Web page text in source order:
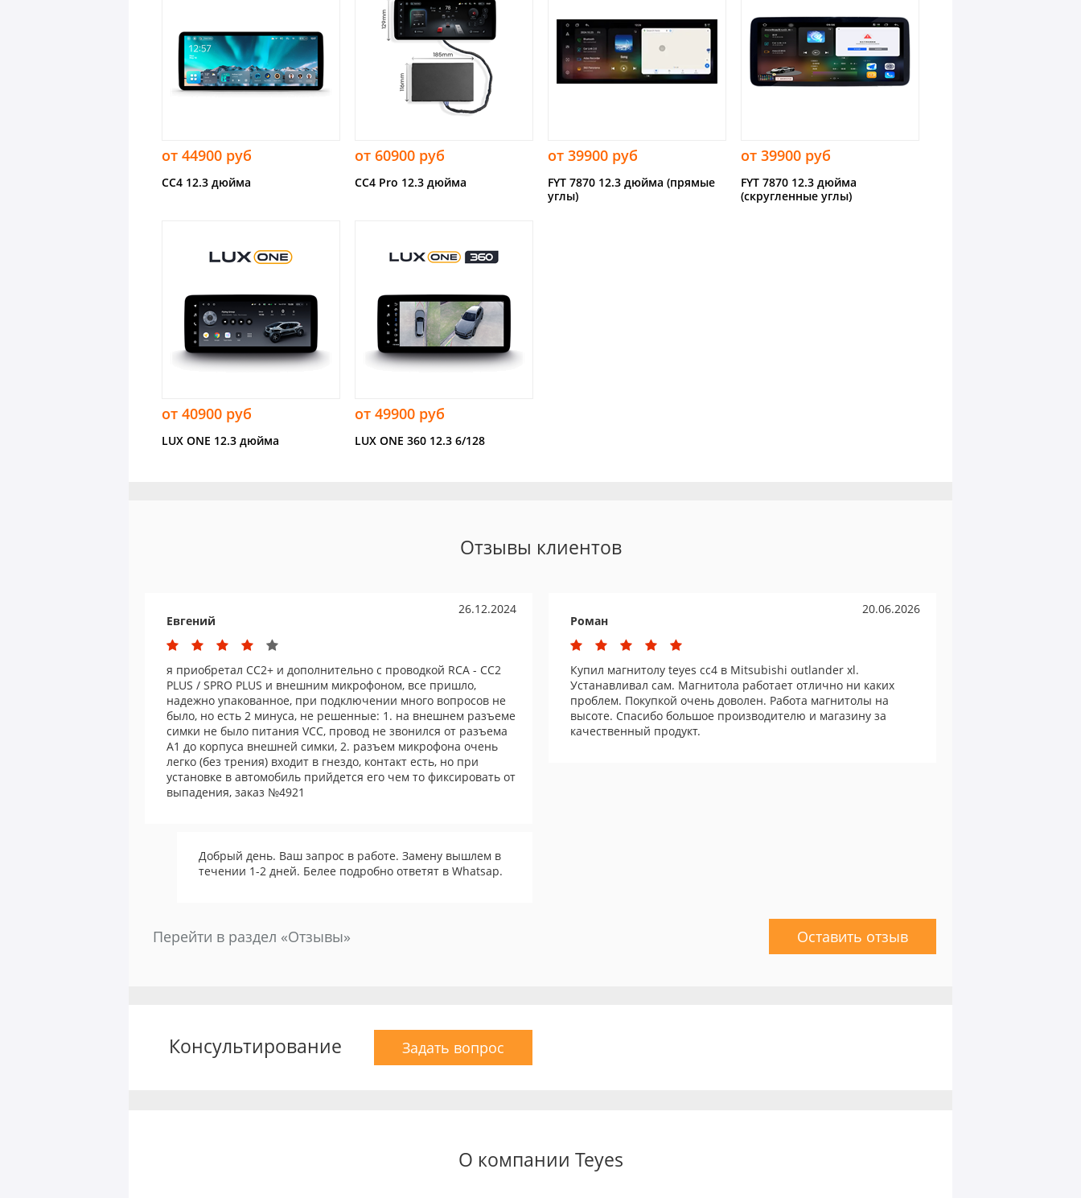
от 44900 руб
CC4 12.3 дюйма
от 60900 руб
CC4 Pro 12.3 дюйма
от 39900 руб
FYT 7870 12.3 дюйма (прямые
углы)
от 39900 руб
FYT 7870 12.3 дюйма
(скругленные углы)
от 40900 руб
LUX ONE 12.3 дюйма
от 49900 руб
LUX ONE 360 12.3 6/128
Отзывы клиентов
26.12.2024
Евгений
я приобретал CC2+ и дополнительно с проводкой RCA - CC2
PLUS / SPRO PLUS и внешним микрофоном, все пришло,
надежно упакованное, при подключении много вопросов не
было, но есть 2 минуса, не решенные: 1. на внешнем разъеме
симки не было питания VCC, провод не звонился от разъема
А1 до корпуса внешней симки, 2. разъем микрофона очень
легко (без трения) входит в гнездо, контакт есть, но при
установке в автомобиль прийдется его чем то фиксировать от
выпадения, заказ №4921
Добрый день. Ваш запрос в работе. Замену вышлем в
течении 1-2 дней. Белее подробно ответят в Whatsap.
20.06.2026
Роман
Купил магнитолу teyes cc4 в Mitsubishi outlander xl.
Устанавливал сам. Магнитола работает отлично ни каких
проблем. Покупкой очень доволен. Работа магнитолы на
высоте. Спасибо большое производителю и магазину за
качественный продукт.
Перейти в раздел «Отзывы» Оставить отзыв
Консультирование Задать вопрос
О компании Teyes